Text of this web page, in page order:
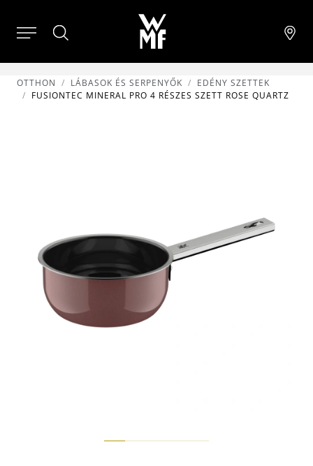
OTTHON LÁBASOK ÉS SERPENYŐK
EDÉNY SZETTEK
FUSIONTEC MINERAL PRO 4 RÉSZES SZETT ROSE QUARTZ